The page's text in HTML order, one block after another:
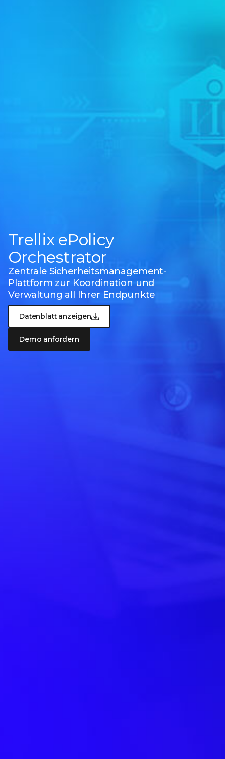
Trellix ePolicy
Orchestrator
Zentrale Sicherheitsmanagement-
Plattform zur Koordination und
Verwaltung all Ihrer Endpunkte
Datenblatt anzeigen
Demo anfordern